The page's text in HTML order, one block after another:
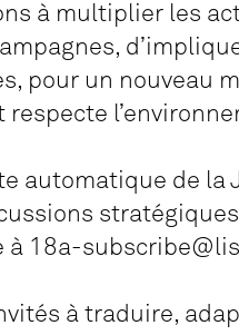
à multiplier les
pour un nouveau
automatique de la
à 18a-
à traduire,